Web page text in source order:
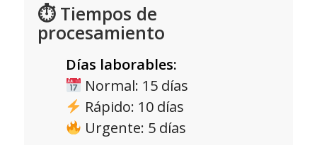
⏱ Tiempos de
procesamiento
Días laborables:
Normal: 15 días
Rápido: 10 días
Urgente: 5 días